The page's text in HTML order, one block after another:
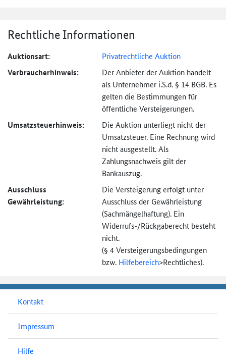
Rechtliche Informationen
Auktionsart: Privatrechtliche Auktion
Verbraucher­hinweis:
Der Anbieter der Auktion handelt
als Unternehmer i.S.d. § 14 BGB. Es
gelten die Bestimmungen für
öffentliche Versteigerungen.
Umsatzsteuer­hinweis:
Die Auktion unterliegt nicht der
Umsatzsteuer. Eine Rechnung wird
nicht ausgestellt. Als
Zahlungsnachweis gilt der
Bankauszug.
Ausschluss
Gewährleistung:
Die Versteigerung erfolgt unter
Ausschluss der Gewährleistung
(Sachmängel­haftung). Ein
Widerrufs-/Rückgaberecht besteht
nicht.
(§ 4 Versteigerungs­bedingungen
bzw. Hilfebereich>Rechtliches).
Kontakt
Impressum
Hilfe